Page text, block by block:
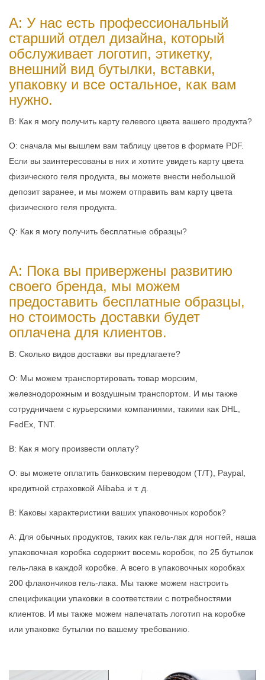
A: У нас есть профессиональный
старший отдел дизайна, который
обслуживает логотип, этикетку,
внешний вид бутылки, вставки,
упаковку и все остальное, как вам
нужно.
В: Как я могу получить карту гелевого цвета вашего продукта?
О: сначала мы вышлем вам таблицу цветов в формате PDF.
Если вы заинтересованы в них и хотите увидеть карту цвета
физического геля продукта, вы можете внести небольшой
депозит заранее, и мы можем отправить вам карту цвета
физического геля продукта.
Q: Как я могу получить бесплатные образцы?
A: Пока вы привержены развитию
своего бренда, мы можем
предоставить бесплатные образцы,
но стоимость доставки будет
оплачена для клиентов.
В: Сколько видов доставки вы предлагаете?
О: Мы можем транспортировать товар морским,
железнодорожным и воздушным транспортом. И мы также
сотрудничаем с курьерскими компаниями, такими как DHL,
FedEx, TNT.
В: Как я могу произвести оплату?
О: вы можете оплатить банковским переводом (T/T), Paypal,
кредитной страховкой Alibaba и т. д.
В: Каковы характеристики ваших упаковочных коробок?
A: Для обычных продуктов, таких как гель-лак для ногтей, наша
упаковочная коробка содержит восемь коробок, по 25 бутылок
гель-лака в каждой коробке. А всего в упаковочных коробках
200 флакончиков гель-лака. Мы также можем настроить
спецификации упаковки в соответствии с потребностями
клиентов. И мы также можем напечатать логотип на коробке
или упаковке бутылки по вашему требованию.